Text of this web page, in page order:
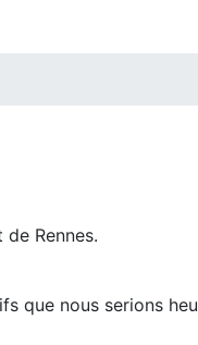
Rennes.
que nous serions